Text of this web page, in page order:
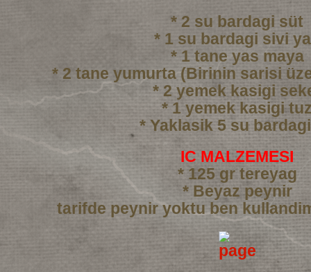
* 2 su bardagi süt
* 1 su bardagi sivi
* 1 tane yas maya
* 2 tane yumurta (Birinin sarisi
* 2 yemek kasigi
* 1 yemek kasigi
* Yaklasik 5 su
IC MALZEMESI
* 125 gr tereyag
* Beyaz peynir
tarifde peynir yoktu ben